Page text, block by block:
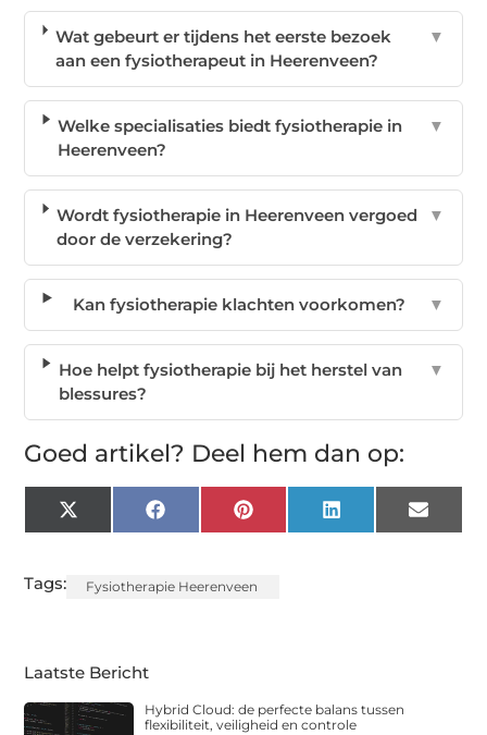
Wat gebeurt er tijdens het eerste bezoek
aan een fysiotherapeut in Heerenveen?
▼
Welke specialisaties biedt fysiotherapie in
Heerenveen?
▼
Wordt fysiotherapie in Heerenveen vergoed
door de verzekering?
▼
Kan fysiotherapie klachten voorkomen? ▼
Hoe helpt fysiotherapie bij het herstel van
blessures?
▼
Goed artikel? Deel hem dan op:
X
(Twitter)
FacebookPinterest LinkedIn Email
Tags: Fysiotherapie Heerenveen
Laatste Bericht
Hybrid Cloud: de perfecte balans tussen
flexibiliteit, veiligheid en controle